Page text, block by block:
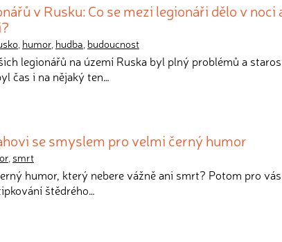
v Rusku: Co se mezi legionáři dělo v noci
, humor, hudba, budoucnost
legionářů na území Ruska byl plný problémů a
čas i na nějaký ten…
se smyslem pro velmi černý humor
, smrt
humor, který nebere vážně ani smrt? Potom pro
štědrého…